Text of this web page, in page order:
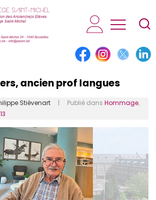
AESM...
ancien prof langues
Stiévenart | Publié dans Hommage,